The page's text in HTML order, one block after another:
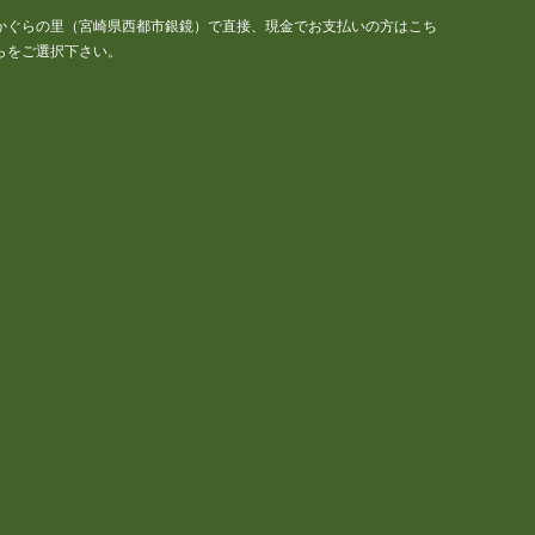
ぐらの里（宮崎県西都市銀鏡）で直接、現金でお支払いの方はこち
をご選択下さい。